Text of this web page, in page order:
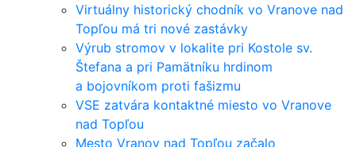
Virtuálny historický chodník vo Vranove nad
Topľou má tri nové zastávky
Výrub stromov v lokalite pri Kostole sv.
Štefana a pri Pamätníku hrdinom
a bojovníkom proti fašizmu
VSE zatvára kontaktné miesto vo Vranove
nad Topľou
Mesto Vranov nad Topľou začalo